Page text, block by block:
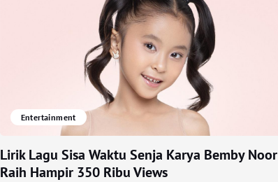
Entertainment
Lirik Lagu Sisa Waktu Senja Karya Bemby Noor
Raih Hampir 350 Ribu Views